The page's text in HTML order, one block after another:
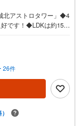
北アストロタワー」◆4
です！◆LDKは約15.4
ーは開放感ございま
く、使い勝手の良い
のレイアウト◆和室
も利用可◆トランク
有効活用できます◆24
性が高められていま
業30周年を迎える地
26件